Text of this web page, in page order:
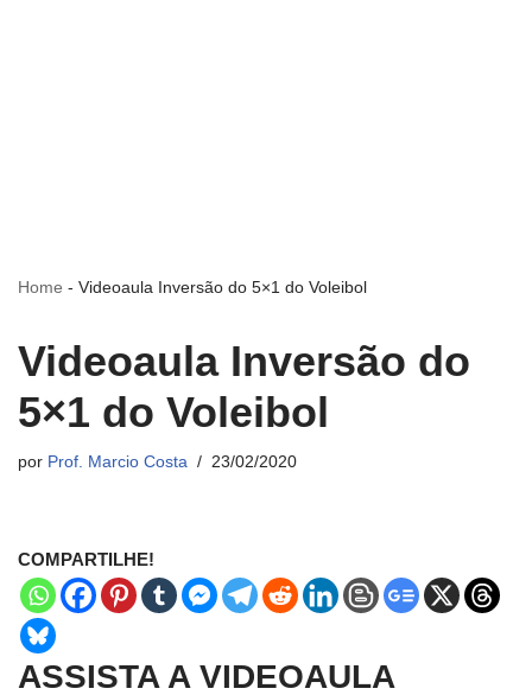
Home - Videoaula Inversão do 5×1 do Voleibol
Videoaula Inversão do
5×1 do Voleibol
por Prof. Marcio Costa 23/02/2020
COMPARTILHE!
ASSISTA A VIDEOAULA